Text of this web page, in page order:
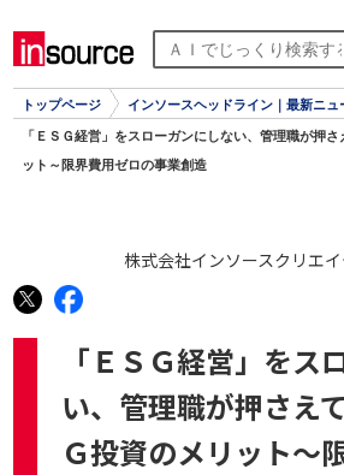
トップページ インソースヘッドライン｜最新ニュ
「ＥＳＧ経営」をスローガンにしない、管理職が押
ット～限界費用ゼロの事業創造
株式会社インソースクリエ
「ＥＳＧ経営」をス
い、管理職が押さえ
Ｇ投資のメリット～